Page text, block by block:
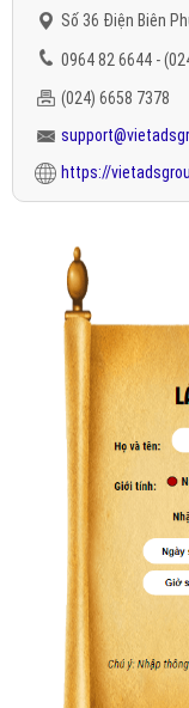
Số 36 Điện Biên
0964 82 6644 -
(024) 6658 7378
https://